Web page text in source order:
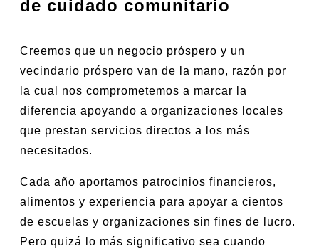
de cuidado comunitario
Creemos que un negocio próspero y un
vecindario próspero van de la mano, razón por
la cual nos comprometemos a marcar la
diferencia apoyando a organizaciones locales
que prestan servicios directos a los más
necesitados.
Cada año aportamos patrocinios financieros,
alimentos y experiencia para apoyar a cientos
de escuelas y organizaciones sin fines de lucro.
Pero quizá lo más significativo sea cuando